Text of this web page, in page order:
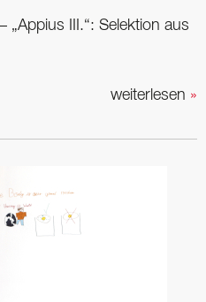
„Appius III.“: Selektion aus
weiterlesen »